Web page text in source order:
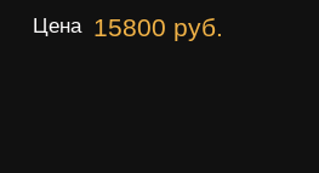
Цена 15800 руб.